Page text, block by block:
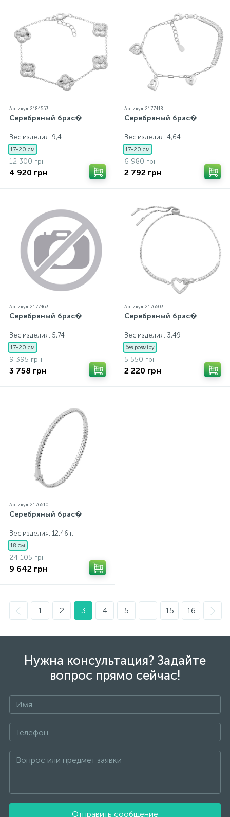
Артикул: 2184553
Серебряный брас�
Вес изделия: 9,4 г.
17-20 см
12 300 грн
4 920 грн
Артикул: 2177418
Серебряный брас�
Вес изделия: 4,64 г.
17-20 см
6 980 грн
2 792 грн
Артикул: 2177463
Серебряный брас�
Вес изделия: 5,74 г.
17-20 см
9 395 грн
3 758 грн
Артикул: 2176503
Серебряный брас�
Вес изделия: 3,49 г.
без розміру
5 550 грн
2 220 грн
Артикул: 2176510
Серебряный брас�
Вес изделия: 12,46 г.
18 см
24 105 грн
9 642 грн
1 2 3 4 5 ... 15 16
Нужна консультация? Задайте
вопрос прямо сейчас!
Отправить сообщение